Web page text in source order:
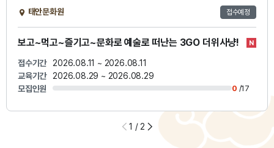
접수예정
태안문화원
보고~먹고~즐기고~문화로 예술로 떠난는 3GO 더위사냥!
접수기간
2026.08.11 ~ 2026.08.11
교육기간
2026.08.29 ~ 2026.08.29
모집인원
0 /17
1 / 2